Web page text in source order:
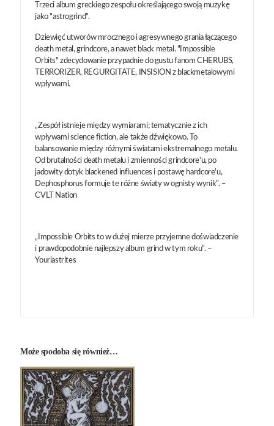
Trzeci album greckiego zespołu określającego swoją muzykę
jako "astrogrind".
Dziewięć utworów mrocznego i agresywnego grania łączącego
death metal, grindcore, a nawet black metal. "Impossible
Orbits" zdecydowanie przypadnie do gustu fanom CHERUBS,
TERRORIZER, REGURGITATE, INSISION z blackmetalowymi
wpływami.
„Zespół istnieje między wymiarami; tematycznie z ich
wpływami science fiction, ale także dźwiękowo. To
balansowanie między różnymi światami ekstremalnego metalu.
Od brutalności death metalu i zmienności grindcore'u, po
jadowity dotyk blackened influences i postawę hardcore'u,
Dephosphorus formuje te różne światy w ognisty wynik”. –
CVLT Nation
„Impossible Orbits to w dużej mierze przyjemne doświadczenie
i prawdopodobnie najlepszy album grind w tym roku”. –
Yourlastrites
Może spodoba się również…